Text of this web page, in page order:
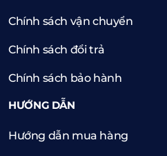
Chính sách vận chuyển
Chính sách đổi trả
Chính sách bảo hành
HƯỚNG DẪN
Hướng dẫn mua hàng